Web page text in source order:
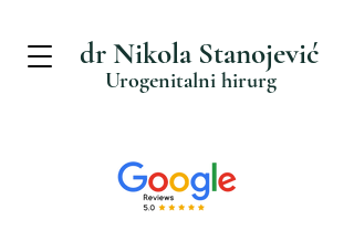
dr Nikola Stanojević
Urogenitalni hirurg